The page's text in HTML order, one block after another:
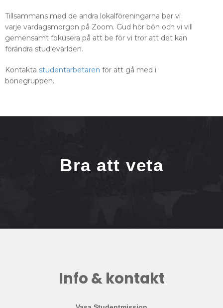
Tillsammans med de andra lokalföreningarna ber vi
varje vardagsmorgon på Zoom. Gud hör bön och vi vill
gemensamt fokusera på att be för vi tror att det kan
förändra studievärlden.
Kontakta studentarbetaren för att gå med i
bönegruppen.
Info & kontakt
Bra att veta